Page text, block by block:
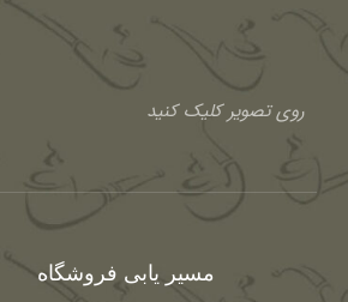
روی تصویر کلیک کنید
مسیر یابی فروشگاه